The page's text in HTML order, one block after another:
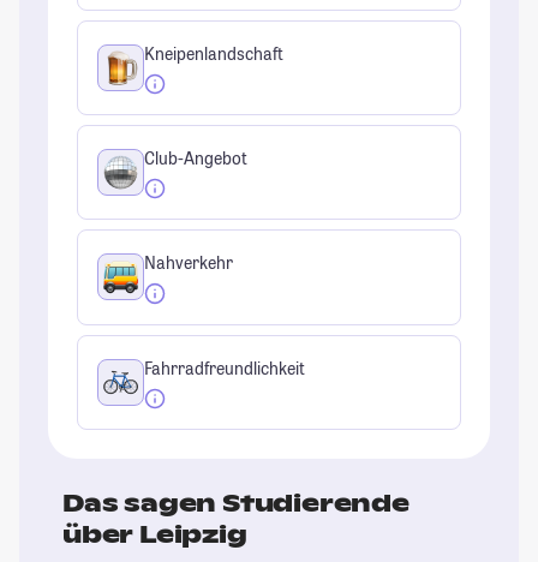
Kneipenlandschaft
Club-Angebot
Nahverkehr
Fahrradfreundlichkeit
Das sagen Studierende
über Leipzig